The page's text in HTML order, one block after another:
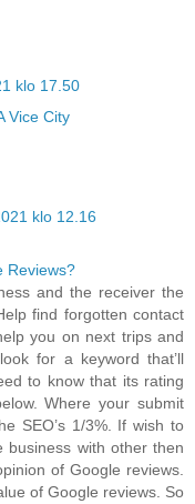
klo 17.50
Vice City
klo 12.16
Reviews?
and the receiver the
find forgotten contact
you on next trips and
for a keyword that’ll
to know that its rating
Where your submit
SEO’s 1/3%. If wish to
with other then
of Google reviews.
of Google reviews. So